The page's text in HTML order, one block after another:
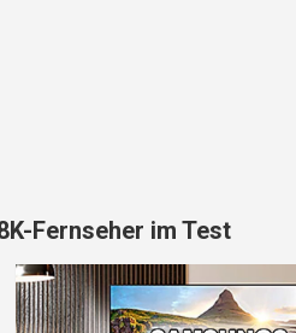
Fernseher im Test